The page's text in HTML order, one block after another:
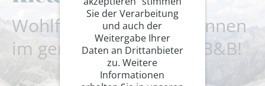
Wohlfühlen und entspannen
im gemütlichen Alpine B&B!
Sie der Verarbeitung
und auch der
Weitergabe Ihrer
Daten an Drittanbieter
zu. Weitere
Informationen